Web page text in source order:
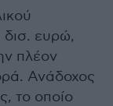
ευρώ,
πλέον
Ανάδοχος
το οποίο